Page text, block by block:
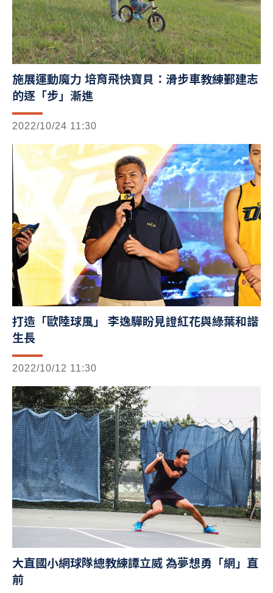
施展運動魔力 培育飛快寶貝：滑步車教練鄞建志
的逐「步」漸進
2022/10/24 11:30
打造「歐陸球風」 李逸驊盼見證紅花與綠葉和諧
生長
2022/10/12 11:30
大直國小網球隊總教練譚立威 為夢想勇「網」直
前